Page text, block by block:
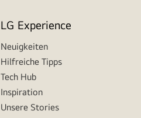
LG Experience
Neuigkeiten
Hilfreiche Tipps
Tech Hub
Inspiration
Unsere Stories